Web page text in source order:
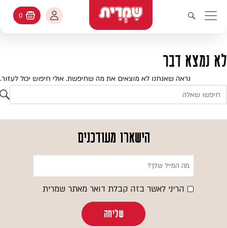
ניווט ראשי
פתיחת חיפוש
עולמות האפיה
מתכונים
קטלוג המוצרים
שאלות ותשובות
החשבון שלי
החשבון שלי
היסטורית הזמנות
עדכן סיסמה
עגלת קניות
0
לא נמצא דבר
נראה שאנחנו לא מוצאים את מה שחיפשת. אולי חיפוש יכול לעזור.
הישארו מעודכנים
הריני לאשר בזה קבלת דואר מאתר שמרית
שליחה